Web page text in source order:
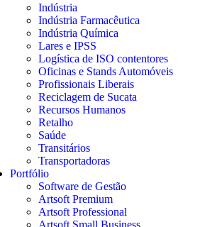
Indústria
Indústria Farmacêutica
Indústria Química
Lares e IPSS
Logística de ISO contentores
Oficinas e Stands Automóveis
Profissionais Liberais
Reciclagem de Sucata
Recursos Humanos
Retalho
Saúde
Transitários
Transportadoras
Portfólio
Software de Gestão
Artsoft Premium
Artsoft Professional
Artsoft Small Business